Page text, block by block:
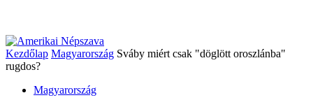
Kezdőlap Magyarország Sváby miért csak "döglött oroszlánba"
rugdos?
Magyarország